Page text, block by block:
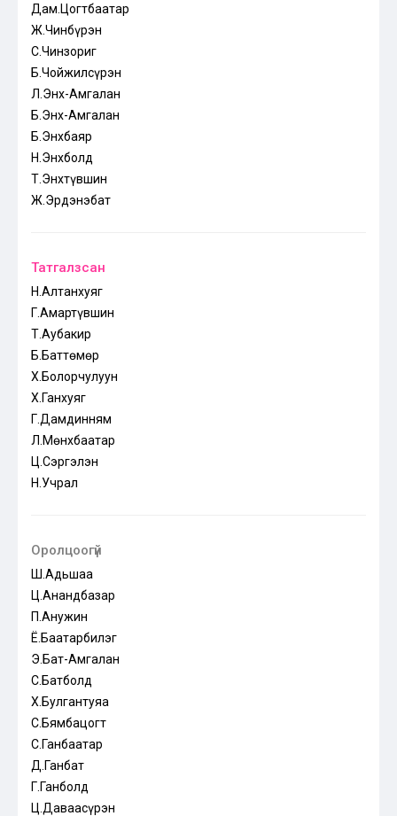
Дам.Цогтбаатар
Ж.Чинбүрэн
С.Чинзориг
Б.Чойжилсүрэн
Л.Энх-Амгалан
Б.Энх-Амгалан
Б.Энхбаяр
Н.Энхболд
Т.Энхтүвшин
Ж.Эрдэнэбат
Татгалзсан
Н.Алтанхуяг
Г.Амартүвшин
Т.Аубакир
Б.Баттөмөр
Х.Болорчулуун
Х.Ганхуяг
Г.Дамдинням
Л.Мөнхбаатар
Ц.Сэргэлэн
Н.Учрал
Оролцоогүй
Ш.Адьшаа
Ц.Анандбазар
П.Анужин
Ё.Баатарбилэг
Э.Бат-Амгалан
С.Батболд
Х.Булгантуяа
С.Бямбацогт
С.Ганбаатар
Д.Ганбат
Г.Ганболд
Ц.Даваасүрэн